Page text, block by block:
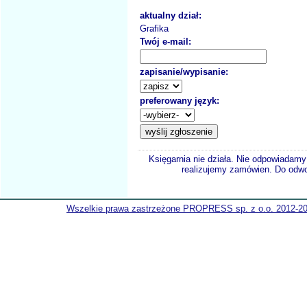
aktualny dział:
Grafika
Twój e-mail:
zapisanie/wypisanie:
preferowany język:
Księgarnia nie działa. Nie
realizujemy zamówien. Do
Wszelkie prawa zastrzeżone PROPRESS sp. z o.o. 2012-